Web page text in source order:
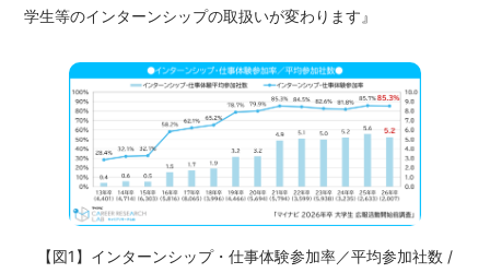
学生等のインターンシップの取扱いが変わります』
【図1】インターンシップ・仕事体験参加率／平均参加社数 /